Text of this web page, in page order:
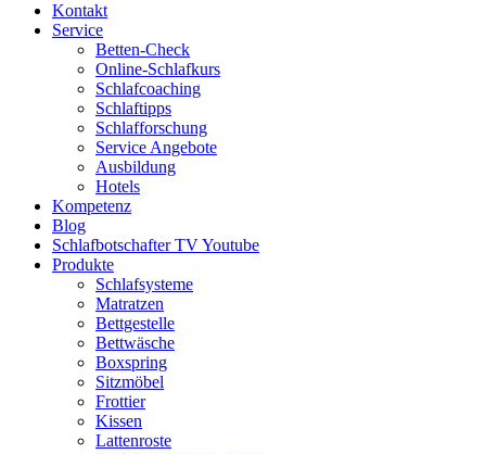
Kontakt
Service
Betten-Check
Online-Schlafkurs
Schlafcoaching
Schlaftipps
Schlafforschung
Service Angebote
Ausbildung
Hotels
Kompetenz
Blog
Schlafbotschafter TV Youtube
Produkte
Schlafsysteme
Matratzen
Bettgestelle
Bettwäsche
Boxspring
Sitzmöbel
Frottier
Kissen
Lattenroste